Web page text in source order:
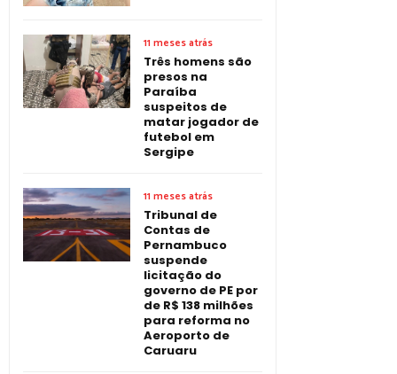
11 meses atrás
Três homens são
presos na
Paraíba
suspeitos de
matar jogador de
futebol em
Sergipe
11 meses atrás
Tribunal de
Contas de
Pernambuco
suspende
licitação do
governo de PE por
de R$ 138 milhões
para reforma no
Aeroporto de
Caruaru